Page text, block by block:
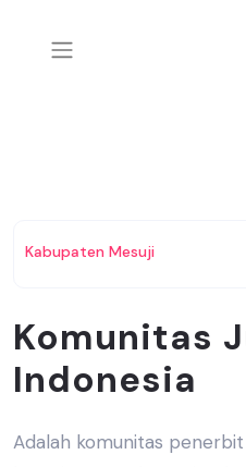
Kabupaten Mesuji
Komunitas
Indonesia
Adalah komunitas